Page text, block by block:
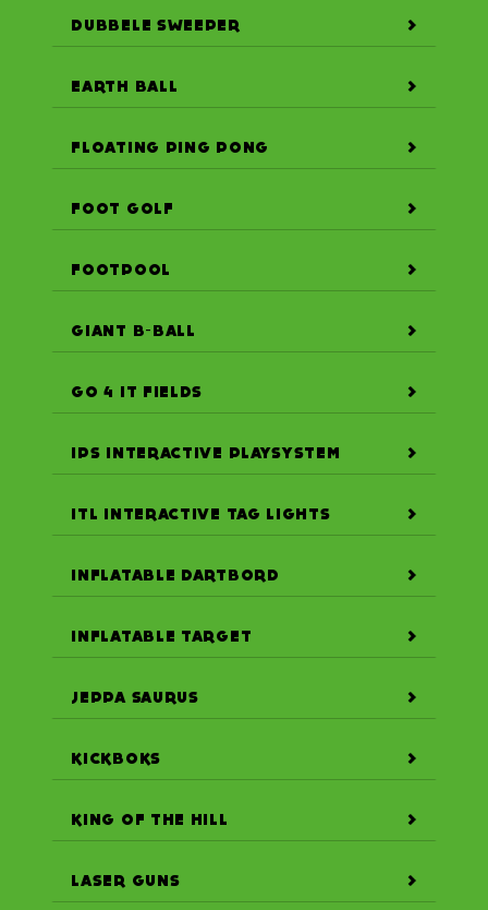
DUBBELE SWEEPER
EARTH BALL
FLOATING PING PONG
FOOT GOLF
FOOTPOOL
GIANT B-BALL
GO 4 IT FIELDS
IPS INTERACTIVE PLAYSYSTEM
ITL INTERACTIVE TAG LIGHTS
INFLATABLE DARTBORD
INFLATABLE TARGET
JEPPA SAURUS
KICKBOKS
KING OF THE HILL
LASER GUNS